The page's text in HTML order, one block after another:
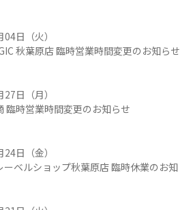
日（火）
秋葉原店 臨時営業時間変更のお知らせ
日（月）
臨時営業時間変更のお知らせ
日（金）
ーベルショップ秋葉原店 臨時休業のお知